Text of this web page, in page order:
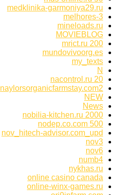
medklinika-garmoniya29.ru
melhores-3
mineloads.ru
MOVIEBLOG
mrict.ru 200
mundovivoorg.es
my_texts
N
nacontrol.ru 20
naylorsorganicfarmstay.com2
NEW
News
nobilia-kitchen.ru 2000
nodep.co.com 500
nov_hitech-advisor.com_upd
nov3
nov6
numb4
nykhas.ru
online casino canada
online-winx-games.ru